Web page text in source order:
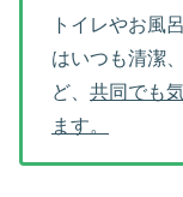
トイレやお風
はいつも清潔
ど、 共同でも
ます。